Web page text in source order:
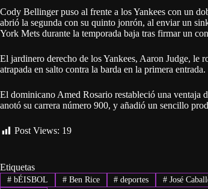
Cody Bellinger puso al frente a los Yankees con un
abrió la segunda con su quinto jonrón, al enviar un
York Mets durante la temporada baja tras firmar un
El jardinero derecho de los Yankees, Aaron Judge, le
atrapada en salto contra la barda en la primera entrada.
El dominicano Amed Rosario restableció una ventaja
anotó su carrera número 900, y añadió un sencillo
Post Views: 19
Etiquetas
#bÉISBOL #Ben Rice # deportes # José